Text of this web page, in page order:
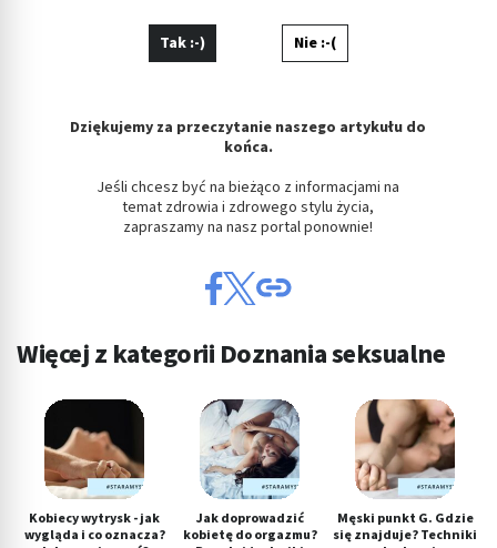
Tak :-) Nie :-(
Dziękujemy za przeczytanie naszego artykułu do
końca.
Jeśli chcesz być na bieżąco z informacjami na
temat zdrowia i zdrowego stylu życia,
zapraszamy na nasz portal ponownie!
Więcej z kategorii Doznania seksualne
Kobiecy wytrysk - jak
wygląda i co oznacza?
Jak doprowadzić
kobietę do orgazmu?
Męski punkt G. Gdzie
się znajduje? Techniki